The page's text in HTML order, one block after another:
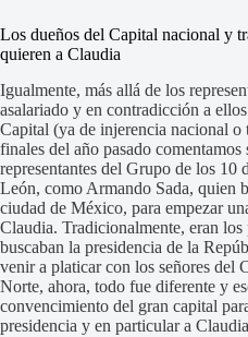
Los dueños del Capital nacional y
quieren a Claudia
Igualmente, más allá de los
asalariado y en contradicción a
Capital (ya de injerencia nacional o
finales del año pasado
representantes del Grupo de los 10
León, como Armando Sada, quien
ciudad de México, para empezar
Claudia. Tradicionalmente, eran los
buscaban la presidencia de la
venir a platicar con los señores del
Norte, ahora, todo fue diferente y
convencimiento del gran capital
presidencia y en particular a